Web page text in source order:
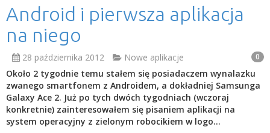
Android i pierwsza aplikacja
na niego
28 października 2012 Nowe aplikacje 0
Około 2 tygodnie temu stałem się posiadaczem wynalazku
zwanego smartfonem z Androidem, a dokładniej Samsunga
Galaxy Ace 2. Już po tych dwóch tygodniach (wczoraj
konkretnie) zainteresowałem się pisaniem aplikacji na
system operacyjny z zielonym robocikiem w logo…